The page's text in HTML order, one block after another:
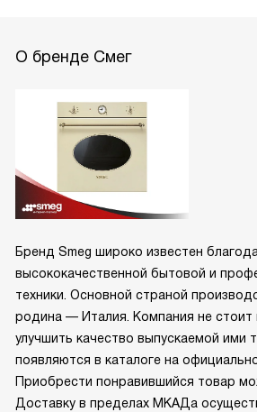
О бренде Смег
Бренд Smeg широко известен
высококачественной бытовой и
техники. Основной страной
родина — Италия. Компания не стоит
улучшить качество выпускаемой ими
появляются в каталоге на
Приобрести понравившийся товар
Доставку в пределах МКАДа